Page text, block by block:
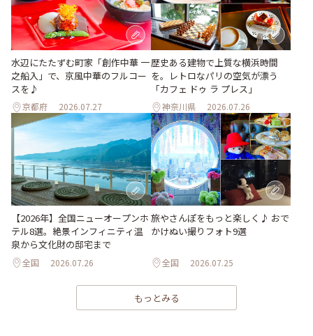
水辺にたたずむ町家「創作中華 一
之船入」で、京風中華のフルコー
スを♪
京都府 2026.07.27
歴史ある建物で上質な横浜時間
を。レトロなパリの空気が漂う
「カフェ ドゥ ラ プレス」
神奈川県 2026.07.26
【2026年】全国ニューオープンホ
テル8選。絶景インフィニティ温
泉から文化財の邸宅まで
全国 2026.07.26
旅やさんぽをもっと楽しく♪ おで
かけぬい撮りフォト9選
全国 2026.07.25
もっとみる